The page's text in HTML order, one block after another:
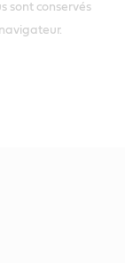
sont conservés